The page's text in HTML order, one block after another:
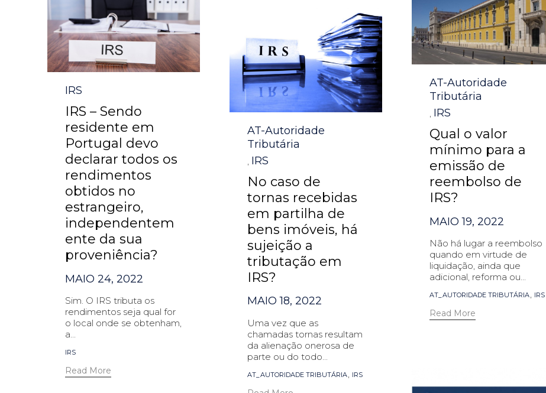
Category
IRS
IRS – Sendo
residente em
Portugal devo
declarar todos os
rendimentos
obtidos no
estrangeiro,
independentem
ente da sua
proveniência?
MAIO 24, 2022
Sim. O IRS tributa os
rendimentos seja qual for
o local onde se obtenham,
a...
Tags
IRS
Read More
Category
AT-Autoridade
Tributária
, IRS
Qual o valor
mínimo para a
emissão de
reembolso de
IRS?
MAIO 19, 2022
Não há lugar a reembolso
quando em virtude de
liquidação, ainda que
adicional, reforma ou...
Tags
AT_AUTORIDADE TRIBUTÁRIA, IRS
Read More
Category
AT-Autoridade
Tributária
, IRS
No caso de
tornas recebidas
em partilha de
bens imóveis, há
sujeição a
tributação em
IRS?
MAIO 18, 2022
Uma vez que as
chamadas tornas resultam
da alienação onerosa de
parte ou do todo...
Tags
AT_AUTORIDADE TRIBUTÁRIA IRS